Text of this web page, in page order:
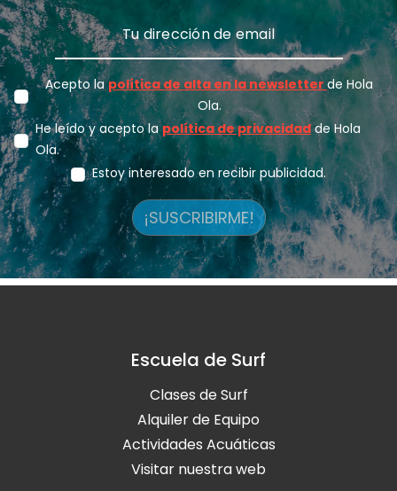
Acepto lapolítica de alta en la newsletter de Hola
Ola.
He leído y acepto lapolítica de privacidadde Hola
Ola.
Estoy interesado en recibir publicidad.
¡SUSCRIBIRME!
Escuela de Surf
Clases de Surf
Alquiler de Equipo
Actividades Acuáticas
Visitar nuestra web